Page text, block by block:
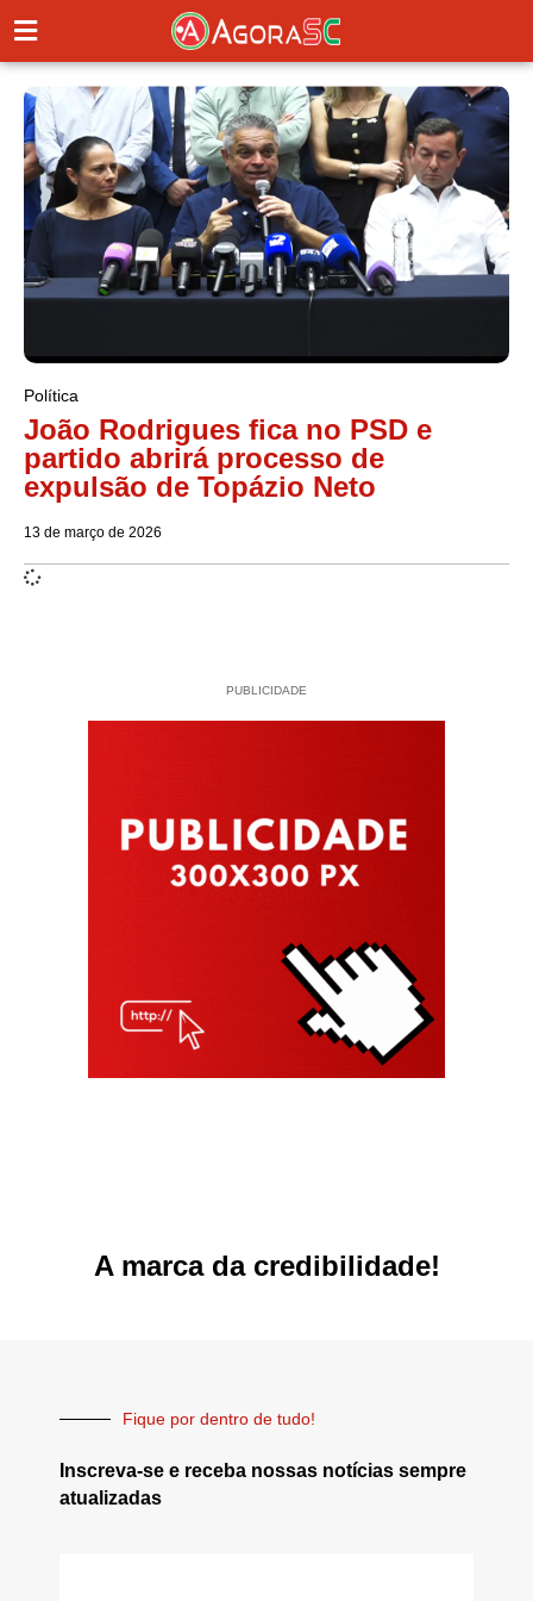
Política
João Rodrigues fica no PSD e
partido abrirá processo de
expulsão de Topázio Neto
13 de março de 2026
PUBLICIDADE
A marca da credibilidade!
Fique por dentro de tudo!
Inscreva-se e receba nossas notícias sempre
atualizadas